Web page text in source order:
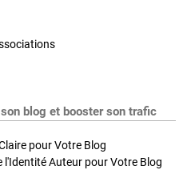
blog et booster son trafic
pour Votre Blog
l'Identité Auteur pour Votre Blog